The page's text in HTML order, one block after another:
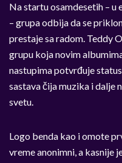
Na startu osamdesetih – u
– grupa odbija da se
prestaje sa radom. Teddy
grupu koja novim
nastupima potvrđuje
sastava čija muzika i dalje
svetu.
Logo benda kao i omote
vreme anonimni, a kasnije